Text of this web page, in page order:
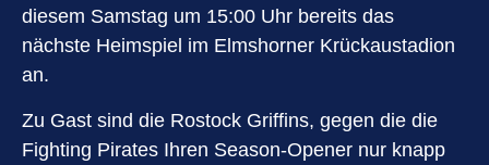
diesem Samstag um 15:00 Uhr bereits das
nächste Heimspiel im Elmshorner Krückaustadion
an.
Zu Gast sind die Rostock Griffins, gegen die die
Fighting Pirates Ihren Season-Opener nur knapp